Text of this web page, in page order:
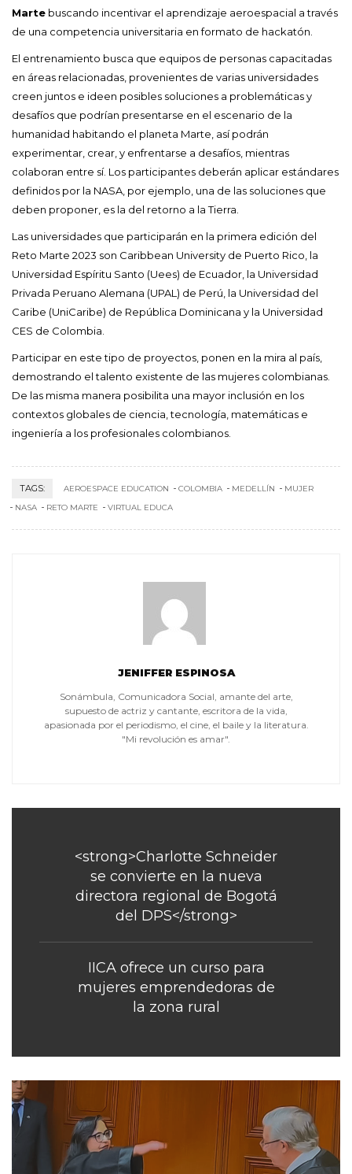
Marte buscando incentivar el aprendizaje aeroespacial a través
de una competencia universitaria en formato de hackatón.
El entrenamiento busca que equipos de personas capacitadas
en áreas relacionadas, provenientes de varias universidades
creen juntos e ideen posibles soluciones a problemáticas y
desafíos que podrían presentarse en el escenario de la
humanidad habitando el planeta Marte, así podrán
experimentar, crear, y enfrentarse a desafíos, mientras
colaboran entre sí. Los participantes deberán aplicar estándares
definidos por la NASA, por ejemplo, una de las soluciones que
deben proponer, es la del retorno a la Tierra.
Las universidades que participarán en la primera edición del
Reto Marte 2023 son Caribbean University de Puerto Rico, la
Universidad Espíritu Santo (Uees) de Ecuador, la Universidad
Privada Peruano Alemana (UPAL) de Perú, la Universidad del
Caribe (UniCaribe) de República Dominicana y la Universidad
CES de Colombia.
Participar en este tipo de proyectos, ponen en la mira al país,
demostrando el talento existente de las mujeres colombianas.
De las misma manera posibilita una mayor inclusión en los
contextos globales de ciencia, tecnología, matemáticas e
ingeniería a los profesionales colombianos.
TAGS: AEROESPACE EDUCATION COLOMBIA MEDELLÍN
MUJER
NASA
RETO MARTE VIRTUAL EDUCA
JENIFFER ESPINOSA
Sonámbula, Comunicadora Social, amante del arte,
supuesto de actriz y cantante, escritora de la vida,
apasionada por el periodismo, el cine, el baile y la literatura.
"Mi revolución es amar".
<strong>Charlotte Schneider
se convierte en la nueva
directora regional de Bogotá
del DPS</strong>
IICA ofrece un curso para
mujeres emprendedoras de
la zona rural